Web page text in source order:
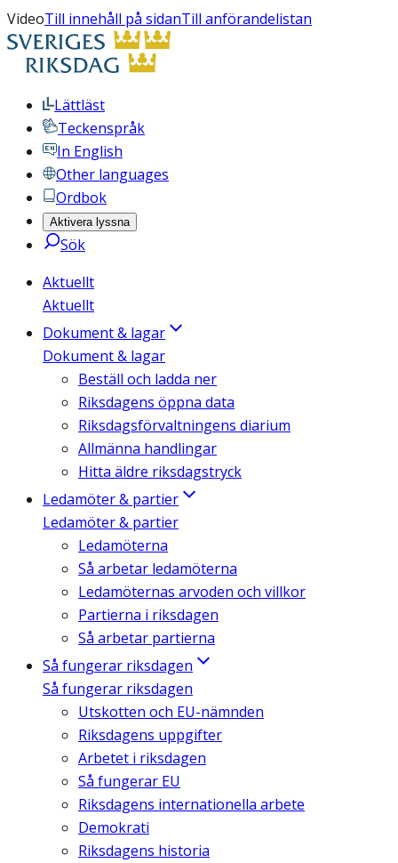
VideoTill innehåll på sidanTill anförandelistan
Lättläst
Teckenspråk
In English
Other languages
Ordbok
Aktivera lyssna
Sök
Aktuellt
Aktuellt
Dokument & lagar
Dokument & lagar
Beställ och ladda ner
Riksdagens öppna data
Riksdagsförvaltningens diarium
Allmänna handlingar
Hitta äldre riksdagstryck
Ledamöter & partier
Ledamöter & partier
Ledamöterna
Så arbetar ledamöterna
Ledamöternas arvoden och villkor
Partierna i riksdagen
Så arbetar partierna
Så fungerar riksdagen
Så fungerar riksdagen
Utskotten och EU-nämnden
Riksdagens uppgifter
Arbetet i riksdagen
Så fungerar EU
Riksdagens internationella arbete
Demokrati
Riksdagens historia